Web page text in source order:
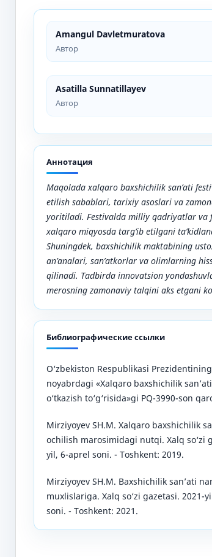
Amangul Davletmuratova
Автор
Asatilla Sunnatillayev
Автор
Аннотация
Maqolada xalqaro baxshichilik san’ati
etilish sabablari, tarixiy asoslari va
yoritiladi. Festivalda milliy qadriyatlar va
xalqaro miqyosda targ‘ib etilgani
Shuningdek, baxshichilik maktabining
an’analari, san’atkorlar va olimlarning
qilinadi. Tadbirda innovatsion
merosning zamonaviy talqini aks etgani
Библиографические ссылки
O‘zbekiston Respublikasi
noyabrdagi «Xalqaro baxshichilik
o‘tkazish to‘g‘risida»gi PQ-3990-son
Mirziyoyev SH.M. Xalqaro baxshichilik
ochilish marosimidagi nutqi. Xalq so‘zi
yil, 6-aprel soni. - Toshkent: 2019.
Mirziyoyev SH.M. Baxshichilik san’ati
muxlislariga. Xalq so‘zi gazetasi. 2021-
soni. - Toshkent: 2021.